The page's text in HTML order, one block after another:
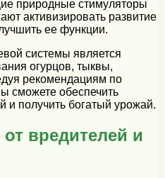
природные стимуляторы
активизировать развитие
ее функции.
системы является
огурцов, тыквы,
рекомендациям по
сможете обеспечить
и получить богатый урожай.
вредителей и